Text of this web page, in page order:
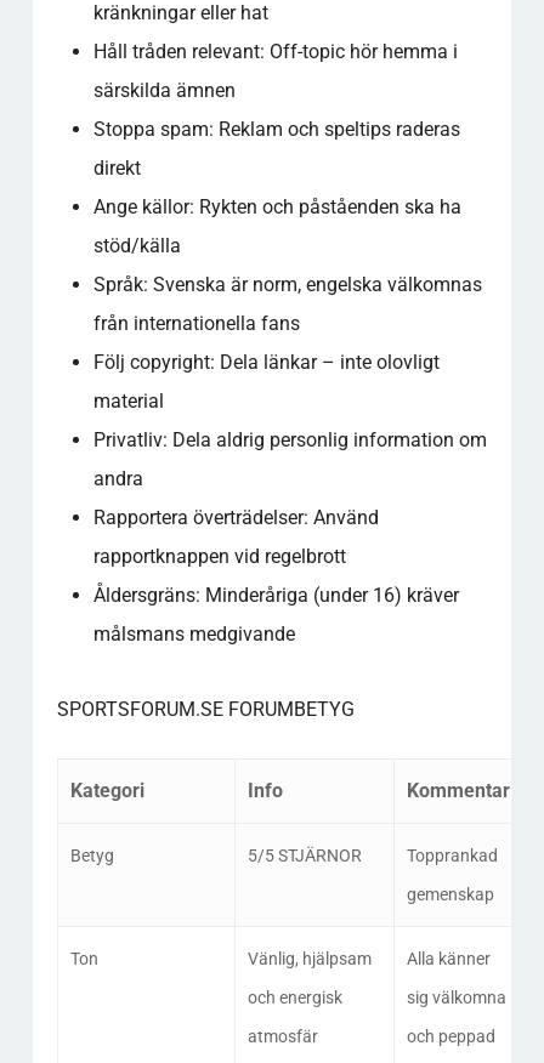
kränkningar eller hat
Håll tråden relevant: Off-topic hör hemma i
särskilda ämnen
Stoppa spam: Reklam och speltips raderas
direkt
Ange källor: Rykten och påståenden ska ha
stöd/källa
Språk: Svenska är norm, engelska välkomnas
från internationella fans
Följ copyright: Dela länkar – inte olovligt
material
Privatliv: Dela aldrig personlig information om
andra
Rapportera överträdelser: Använd
rapportknappen vid regelbrott
Åldersgräns: Minderåriga (under 16) kräver
målsmans medgivande
SPORTSFORUM.SE FORUMBETYG
Kategori Info Kommentar
Betyg 5/5 STJÄRNOR
Topprankad
gemenskap
Ton
Vänlig, hjälpsam
och energisk
atmosfär
Alla känner
sig välkomna
och peppad